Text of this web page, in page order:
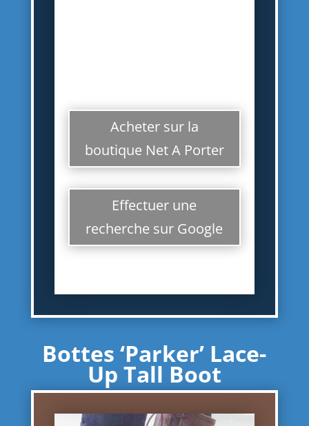
Acheter sur la
boutique Net A Porter
Effectuer une
recherche sur Google
Bottes ‘Parker’ Lace-
Up Tall Boot